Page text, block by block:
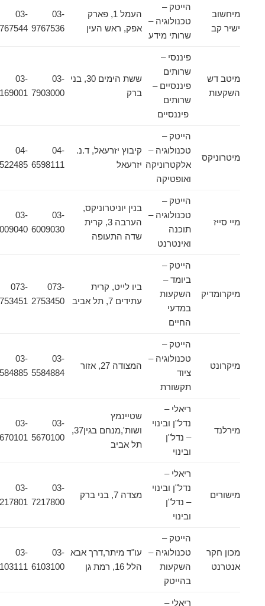
מיחשוב
ישיר קב
הייטק –
טכנולוגיה –
שרותי מידע
העמל 1, פארק
אפק, ראש העין
9767536
9767544
מיטב דש
השקעות
פיננסי –
שרותים
פיננסיים –
שרותים
פיננסיים
ששת הימים 30, בני 03-
7903000
5169001
מיטרוניקס
הייטק –
טכנולוגיה –
אלקטרוניקה
ואופטיקה
קיבוץ יזרעאל, ד.נ.
יזרעאל
04-
6598111
6522485
מיי סייז
הייטק –
טכנולוגיה –
תוכנה
ואינטרנט
בנין יוניטרוניקס,
הערבה 3, קרית
שדה התעופה
6009030
6009040
מיקרומדיק
הייטק –
ביומד –
השקעות
במדעי
החיים
ביו לייט, קרית
עתידים 7, תל אביב
073-
2753450
073-
2753451
מיקרונט
הייטק –
טכנולוגיה –
תקשורת
המצודה 27, אזור
5584884
5584885
מירלנד
ריאלי –
נדל"ן ובינוי
– נדל"ן
ובינוי
שטיינמץ
ושות',מנחם בגין37,
תל אביב
5670100
5670101
מישורים
ריאלי –
נדל"ן ובינוי
– נדל"ן
ובינוי
מצדה 7, בני ברק
7217800
7217801
מכון חקר
אנטרנט
הייטק –
טכנולוגיה –
השקעות
בהייטק
עו"ד מיתר,דרך אבא
הלל 16, רמת גן
03-
6103100
6103111
ריאלי –